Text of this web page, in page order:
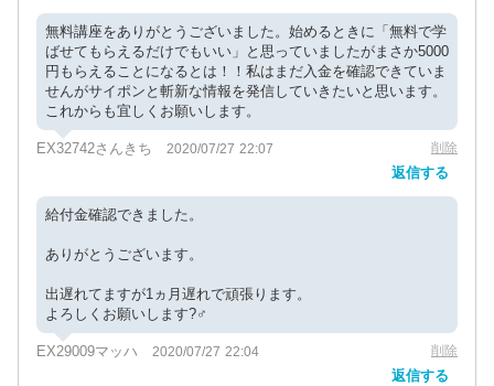
無料講座をありがとうございました。始めるときに「無料で学
ばせてもらえるだけでもいい」と思っていましたがまさか5000
円もらえることになるとは！！私はまだ入金を確認できていま
せんがサイポンと斬新な情報を発信していきたいと思います。
これからも宜しくお願いします。
EX32742さんきち 2020/07/27 22:07 削除
返信する
給付金確認できました。
ありがとうございます。
出遅れてますが1ヵ月遅れで頑張ります。
よろしくお願いします?‍♂️
EX29009マッハ 2020/07/27 22:04 削除
返信する